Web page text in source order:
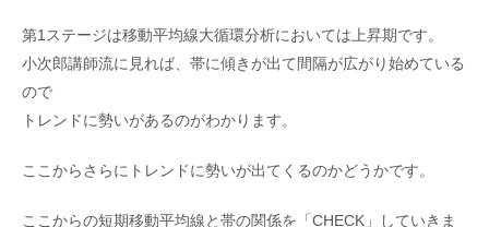
第1ステージは移動平均線大循環分析においては上昇期です。
小次郎講師流に見れば、帯に傾きが出て間隔が広がり始めている
ので
トレンドに勢いがあるのがわかります。
ここからさらにトレンドに勢いが出てくるのかどうかです。
ここからの短期移動平均線と帯の関係を「CHECK」していきま